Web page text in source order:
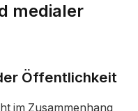
medialer
Öffentlichkeit
im Zusammenhang